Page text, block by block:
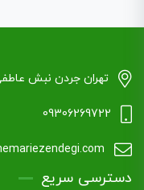
تهران جردن نبش عاطفی
09306269722
دسترسی سریع